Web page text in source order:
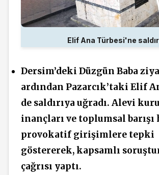
Elif Ana Türbesi'ne
Dersim’deki Düzgün Baba
ardından Pazarcık’taki Elif
de saldırıya uğradı. Alevi
inançları ve toplumsal barışı
provokatif girişimlere tepki
göstererek, kapsamlı
çağrısı yaptı.